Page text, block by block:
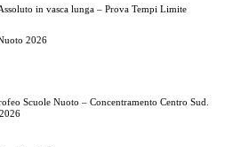
in vasca lunga – Prova Tempi Limite
2026
Scuole Nuoto – Concentramento Centro Sud.